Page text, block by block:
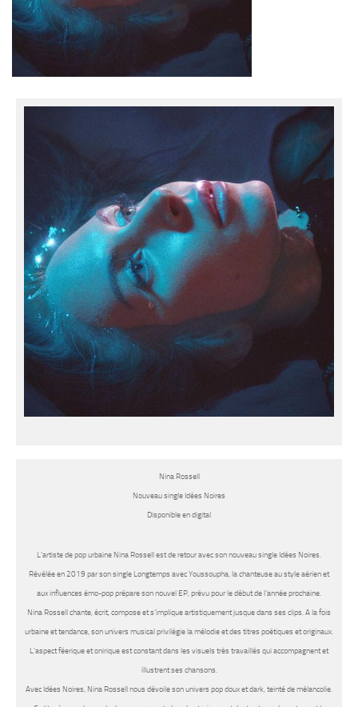
Nina Rossell
Nouveau single Idées Noires
Disponible en digital
L’artiste de pop urbaine Nina Rossell est de retour avec son nouveau single Idées Noires.
Révélée en 2019 par son single Longtemps avec Youssoupha, la chanteuse au style aérien et
aux influences émo-pop prépare son nouvel EP, prévu pour le début de l’année prochaine.
Nina Rossell chante, écrit, compose et s’implique artistiquement jusque dans ses clips. A la fois
urbaine et tendance, son univers musical privilégie la mélodie et des titres poétiques et originaux.
L’aspect féerique et onirique est constant dans les visuels très travaillés qui accompagnent et
illustrent ses chansons.
Avec Idées Noires, Nina Rossell nous dévoile son univers pop doux et dark, teinté de mélancolie.